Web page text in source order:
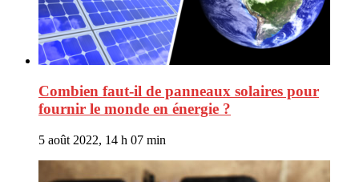
Combien faut-il de panneaux solaires pour
fournir le monde en énergie ?
5 août 2022, 14 h 07 min